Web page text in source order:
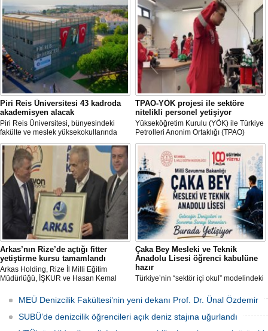
Piri Reis Üniversitesi 43 kadroda
akademisyen alacak
Piri Reis Üniversitesi, bünyesindeki
fakülte ve meslek yüksekokullarında
görevlendirilmek üzere toplam 43
akademisyen alımı yapacağını duyurdu.
Başvurular 10 Ağustos 2026 tarihine
kadar devam edecek.
TPAO-YÖK projesi ile sektöre
nitelikli personel yetişiyor
Yükseköğretim Kurulu (YÖK) ile Türkiye
Petrolleri Anonim Ortaklığı (TPAO)
arasında imzalanan protokolle hayata
geçirilen "Açık Deniz Teknolojisi"
programları sektöre nitelikli personel
yetiştiriyor.
Arkas’nın Rize’de açtığı fitter
yetiştirme kursu tamamlandı
Arkas Holding, Rize İl Milli Eğitim
Müdürlüğü, İŞKUR ve Hasan Kemal
Tamir Ustası (Fitter) Yetiştirme Kursu’
tamamlandı. Kursu başarıyla
tamamlayıp sınavı geçecek adaylar
Arkas Deniz Ticaret Filosu’nda görev
Çaka Bey Mesleki ve Teknik
Anadolu Lisesi öğrenci kabulüne
hazır
Türkiye’nin “sektör içi okul” modelindeki
Bakanlığı Çaka Bey Mesleki ve Teknik
Anadolu Lisesi, ilk öğrencilerini kabul
etmeye hazırlanıyor.
MEÜ Denizcilik Fakültesi’nin yeni dekanı Prof. Dr. Ünal Özdemir
SUBÜ’de denizcilik öğrencileri açık deniz stajına uğurlandı